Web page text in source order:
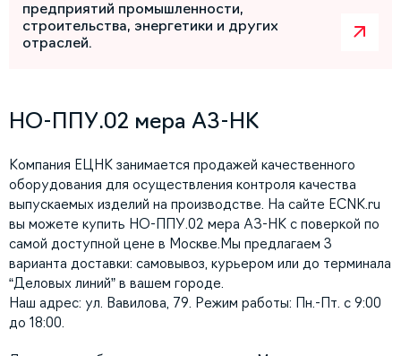
предприятий промышленности,
строительства, энергетики и других
отраслей.
НО-ППУ.02 мера АЗ-НК
Компания ЕЦНК занимается продажей качественного
оборудования для осуществления контроля качества
выпускаемых изделий на производстве. На сайте ECNK.ru
вы можете купить НО-ППУ.02 мера АЗ-НК с поверкой по
самой доступной цене в Москве.Мы предлагаем 3
варианта доставки: самовывоз, курьером или до терминала
“Деловых линий” в вашем городе.
Наш адрес: ул. Вавилова, 79. Режим работы: Пн.-Пт. с 9:00
до 18:00.